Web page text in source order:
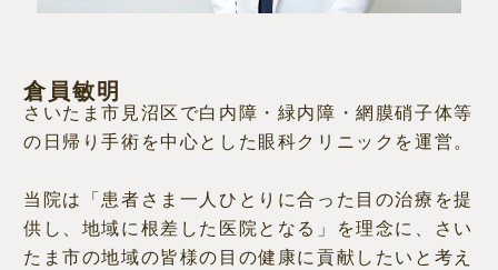
倉員敏明
さいたま市見沼区で白内障・緑内障・網膜硝子体等
の日帰り手術を中心とした眼科クリニックを運営。
当院は「患者さま一人ひとりに合った目の治療を提
供し、地域に根差した医院となる」を理念に、さい
たま市の地域の皆様の目の健康に貢献したいと考え